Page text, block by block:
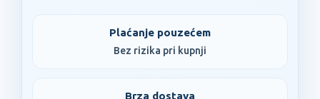
Plaćanje pouzećem
Bez rizika pri kupnji
Brza dostava